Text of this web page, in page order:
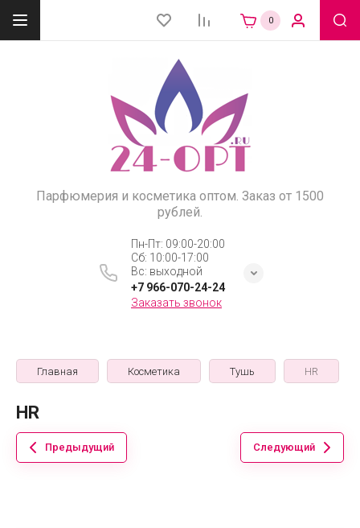
0
Парфюмерия и косметика оптом. Заказ от 1500
рублей.
Пн-Пт: 09:00-20:00
Сб: 10:00-17:00
Вс: выходной
+7 966-070-24-24
Заказать звонок
Главная Косметика Тушь HR
HR
Предыдущий Следующий